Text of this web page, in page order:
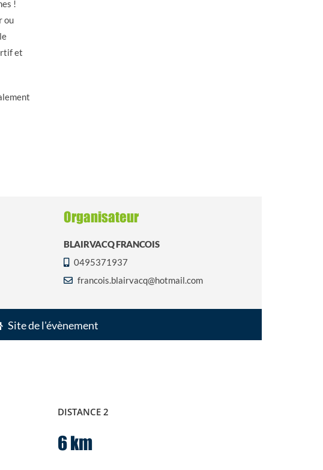
!
ou
et
Organisateur
BLAIRVACQ FRANCOIS
0495371937
francois.blairvacq@hotmail.com
Site de l'évènement
DISTANCE 2
6 km